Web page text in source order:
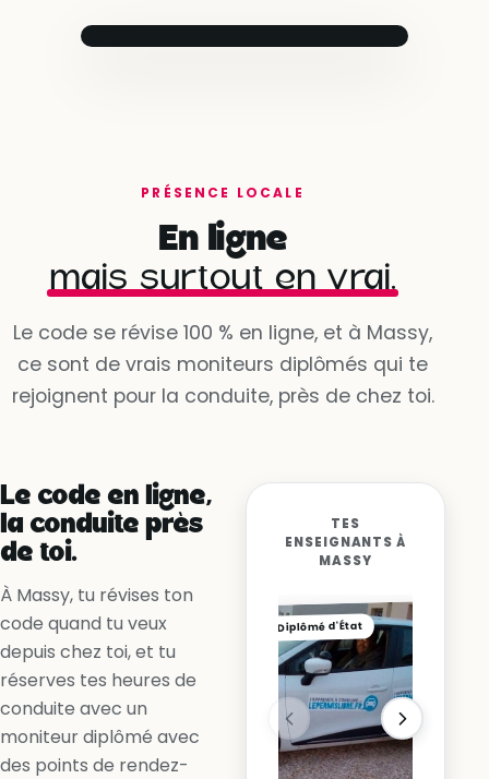
avec ton conseiller
Programme personnalisé
prêt à démarrer
✓
Oui, la voie est libre
Non, la ligne me l’interdit
Gérard · Massy
★ 4,95 · 3 192 leçons réalisées
PRÉSENCE LOCALE
En ligne
mais surtout en vrai.
Le code se révise 100 % en ligne, et à Massy,
ce sont de vrais moniteurs diplômés qui te
rejoignent pour la conduite, près de chez toi.
Le code en ligne,
la conduite près
de toi.
À Massy, tu révises ton
code quand tu veux
depuis chez toi, et tu
réserves tes heures de
conduite avec un
moniteur diplômé avec
des points de rendez-
TES
ENSEIGNANTS À
MASSY
Diplômé d'État